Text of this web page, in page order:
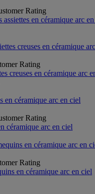
Rating
assiettes en céramique arc
Rating
creuses en céramique arc
Rating
céramique arc en ciel
Rating
en céramique arc en ciel